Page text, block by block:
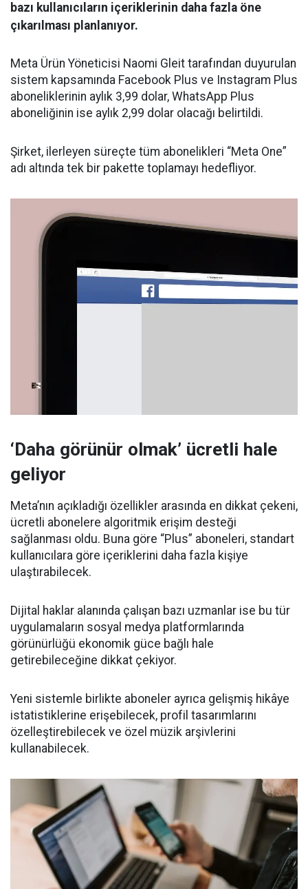
bazı kullanıcıların içeriklerinin daha fazla öne
çıkarılması planlanıyor.
Meta Ürün Yöneticisi Naomi Gleit tarafından duyurulan
sistem kapsamında Facebook Plus ve Instagram Plus
aboneliklerinin aylık 3,99 dolar, WhatsApp Plus
aboneliğinin ise aylık 2,99 dolar olacağı belirtildi.
Şirket, ilerleyen süreçte tüm abonelikleri “Meta One”
adı altında tek bir pakette toplamayı hedefliyor.
‘Daha görünür olmak’ ücretli hale
geliyor
Meta’nın açıkladığı özellikler arasında en dikkat çekeni,
ücretli abonelere algoritmik erişim desteği
sağlanması oldu. Buna göre “Plus” aboneleri, standart
kullanıcılara göre içeriklerini daha fazla kişiye
ulaştırabilecek.
Dijital haklar alanında çalışan bazı uzmanlar ise bu tür
uygulamaların sosyal medya platformlarında
görünürlüğü ekonomik güce bağlı hale
getirebileceğine dikkat çekiyor.
Yeni sistemle birlikte aboneler ayrıca gelişmiş hikâye
istatistiklerine erişebilecek, profil tasarımlarını
özelleştirebilecek ve özel müzik arşivlerini
kullanabilecek.